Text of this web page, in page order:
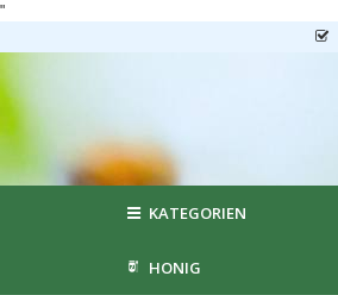
"
KATEGORIEN
HONIG